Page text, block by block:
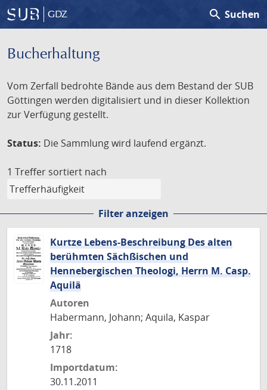
GDZ search Suchen
Bucherhaltung
Vom Zerfall bedrohte Bände aus dem Bestand der SUB
Göttingen werden digitalisiert und in dieser Kollektion
zur Verfügung gestellt.
Status: Die Sammlung wird laufend ergänzt.
1 Treffer sortiert nach
Filter anzeigen
Kurtze Lebens-Beschreibung Des alten
berühmten Sächßischen und
Hennebergischen Theologi, Herrn M. Casp.
Aquilä
Autoren
Habermann, Johann; Aquila, Kaspar
Jahr:
1718
Importdatum:
30.11.2011